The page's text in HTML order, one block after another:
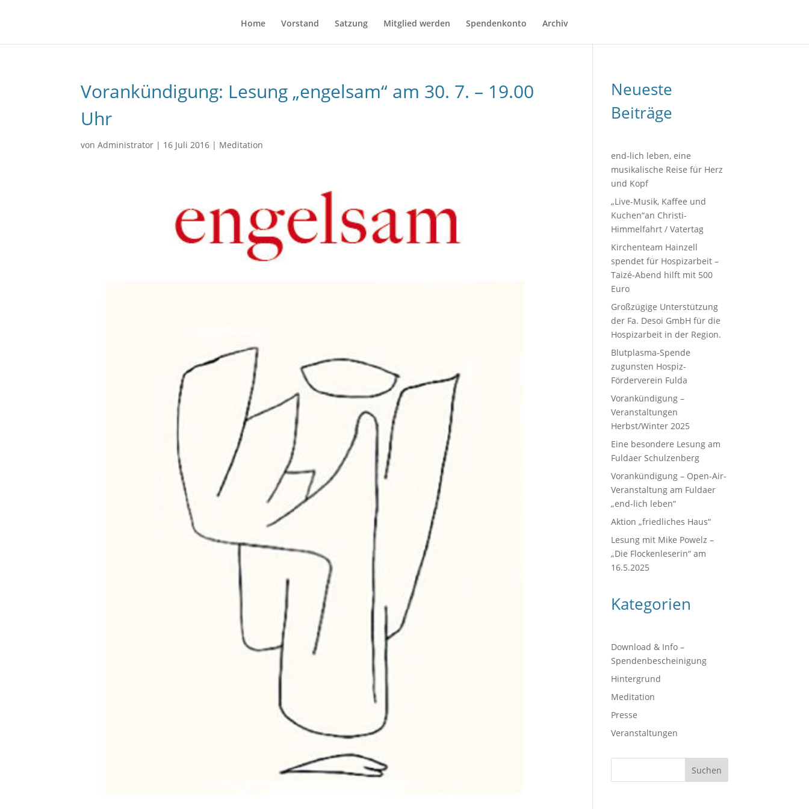
Home Vorstand Satzung Mitglied werden Spendenkonto Archiv
Vorankündigung: Lesung „engelsam“ am 30. 7. – 19.00
Uhr
vonAdministrator | 16 Juli 2016 | Meditation
Neueste
Beiträge
end-lich leben, eine
musikalische Reise für Herz
und Kopf
„Live-Musik, Kaffee und
Kuchen“an Christi-
Himmelfahrt / Vatertag
Kirchenteam Hainzell
spendet für Hospizarbeit –
Taizé-Abend hilft mit 500
Euro
Großzügige Unterstützung
der Fa. Desoi GmbH für die
Hospizarbeit in der Region.
Blutplasma-Spende
zugunsten Hospiz-
Förderverein Fulda
Vorankündigung –
Veranstaltungen
Herbst/Winter 2025
Eine besondere Lesung am
Fuldaer Schulzenberg
Vorankündigung – Open-Air-
Veranstaltung am Fuldaer
„end-lich leben“
Aktion „friedliches Haus“
Lesung mit Mike Powelz –
„Die Flockenleserin“ am
16.5.2025
Kategorien
Download & Info –
Spendenbescheinigung
Hintergrund
Meditation
Presse
Veranstaltungen
Suchen